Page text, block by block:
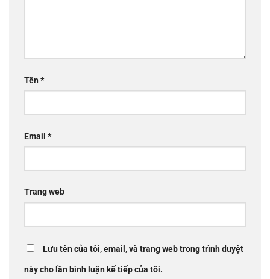
Tên*
Email *
Trang web
Lưu tên của tôi, email, và trang web trong trình duyệt
này cho lần bình luận kế tiếp của tôi.